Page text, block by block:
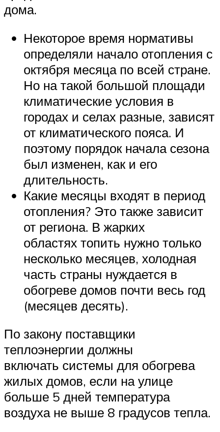
дома.
Некоторое время нормативы
определяли начало отопления с
октября месяца по всей стране.
Но на такой большой площади
климатические условия в
городах и селах разные, зависят
от климатического пояса. И
поэтому порядок начала сезона
был изменен, как и его
длительность.
Какие месяцы входят в период
отопления? Это также зависит
от региона. В жарких
областях топить нужно только
несколько месяцев, холодная
часть страны нуждается в
обогреве домов почти весь год
(месяцев десять).
По закону поставщики
теплоэнергии должны
включать системы для обогрева
жилых домов, если на улице
больше 5 дней температура
воздуха не выше 8 градусов тепла.